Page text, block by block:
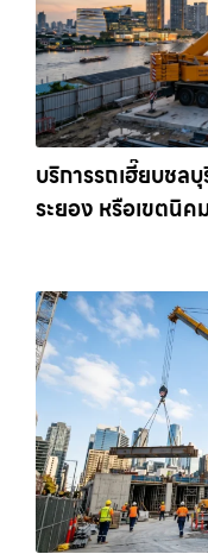
บริการรถเฮี๊ยบชล
ระยอง หรือเขตนิค